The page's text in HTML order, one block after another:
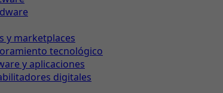
y marketplaces
tecnológico
y aplicaciones
digitales